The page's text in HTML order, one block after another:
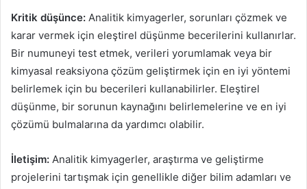
Kritik düşünce: Analitik kimyagerler, sorunları çözmek ve
karar vermek için eleştirel düşünme becerilerini kullanırlar.
Bir numuneyi test etmek, verileri yorumlamak veya bir
kimyasal reaksiyona çözüm geliştirmek için en iyi yöntemi
belirlemek için bu becerileri kullanabilirler. Eleştirel
düşünme, bir sorunun kaynağını belirlemelerine ve en iyi
çözümü bulmalarına da yardımcı olabilir.
İletişim: Analitik kimyagerler, araştırma ve geliştirme
projelerini tartışmak için genellikle diğer bilim adamları ve